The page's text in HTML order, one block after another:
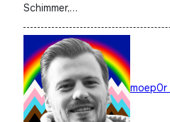
Schimmer,…
moep0r